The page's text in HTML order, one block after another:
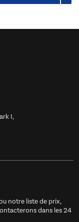
I,
notre liste de prix,
dans les 24